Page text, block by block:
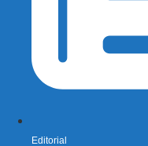
Editorial